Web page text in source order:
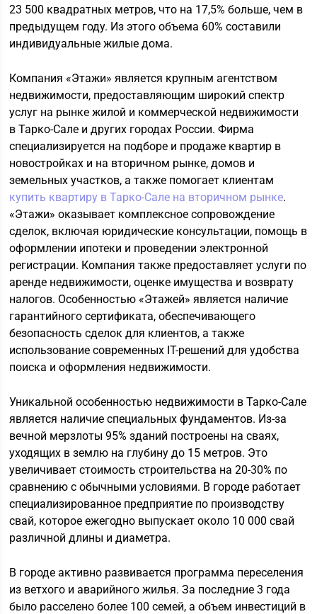
23 500 квадратных метров, что на 17,5% больше, чем в
предыдущем году. Из этого объема 60% составили
индивидуальные жилые дома.
Компания «Этажи» является крупным агентством
недвижимости, предоставляющим широкий спектр
услуг на рынке жилой и коммерческой недвижимости
в Тарко-Сале и других городах России. Фирма
специализируется на подборе и продаже квартир в
новостройках и на вторичном рынке, домов и
земельных участков, а также помогает клиентам
купить квартиру в Тарко-Сале на вторичном рынке.
«Этажи» оказывает комплексное сопровождение
сделок, включая юридические консультации, помощь в
оформлении ипотеки и проведении электронной
регистрации. Компания также предоставляет услуги по
аренде недвижимости, оценке имущества и возврату
налогов. Особенностью «Этажей» является наличие
гарантийного сертификата, обеспечивающего
безопасность сделок для клиентов, а также
использование современных IT-решений для удобства
поиска и оформления недвижимости.
Уникальной особенностью недвижимости в Тарко-Сале
является наличие специальных фундаментов. Из-за
вечной мерзлоты 95% зданий построены на сваях,
уходящих в землю на глубину до 15 метров. Это
увеличивает стоимость строительства на 20-30% по
сравнению с обычными условиями. В городе работает
специализированное предприятие по производству
свай, которое ежегодно выпускает около 10 000 свай
различной длины и диаметра.
В городе активно развивается программа переселения
из ветхого и аварийного жилья. За последние 3 года
было расселено более 100 семей, а объем инвестиций в